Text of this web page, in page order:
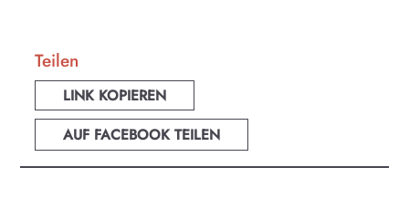
Teilen
LINK KOPIEREN
AUF FACEBOOK TEILEN